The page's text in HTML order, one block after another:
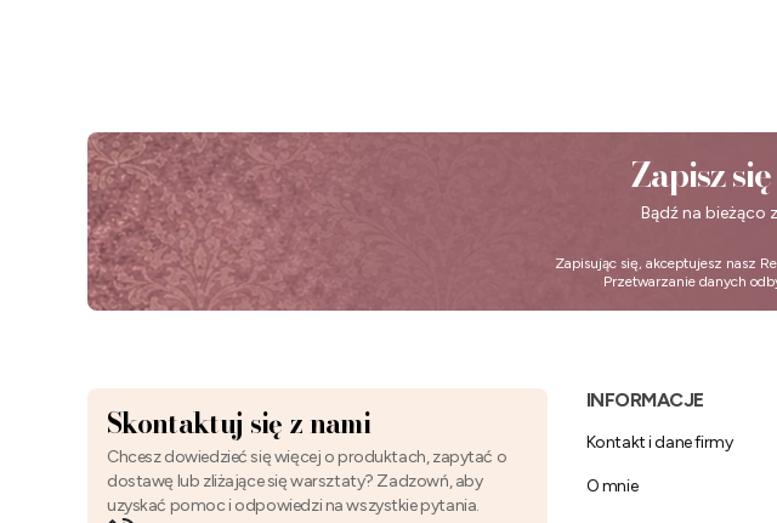
Zapisz
Bądź na bieżąco
Zapisując się, akceptujesz nasz
Przetwarzanie danych
Skontaktuj się z nami
Chcesz dowiedzieć się więcej o produktach, zapytać o
dostawę lub zliżające się warsztaty? Zadzowń, aby
uzyskać pomoc i odpowiedzi na wszystkie pytania.
Linki w stopce
INFORMACJE
Kontakt i dane firmy
O mnie